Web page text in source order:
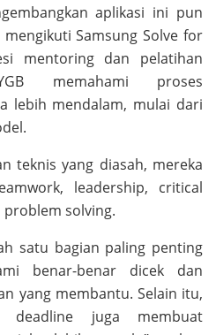
aplikasi ini pun
Samsung Solve for
mentoring dan pelatihan
memahami proses
lebih mendalam, mulai dari
teknis yang diasah, mereka
leadership, critical
solving.
satu bagian paling penting
benar-benar dicek dan
yang membantu. Selain itu,
deadline juga membuat